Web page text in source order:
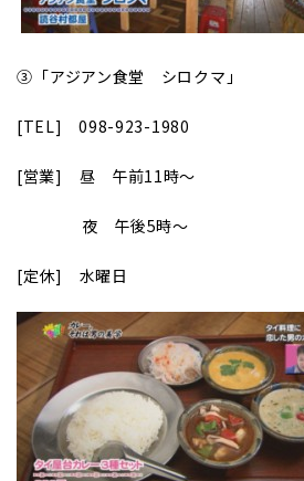
③ ｢アジアン食堂 シロクマ｣
[TEL] 098-923-1980
[営業] 昼 午前11時～
夜 午後5時～
[定休] 水曜日